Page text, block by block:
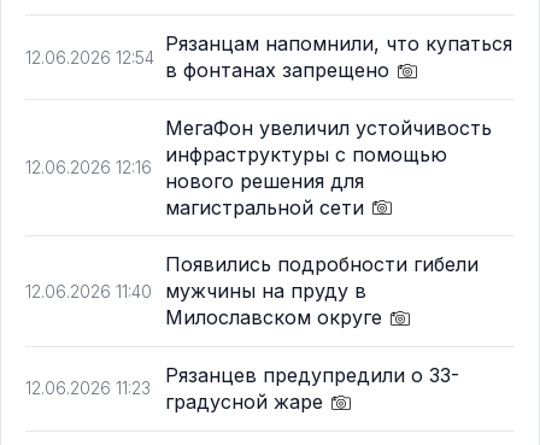
12.06.2026 12:54
Рязанцам напомнили, что купаться
в фонтанах запрещено
12.06.2026 12:16
МегаФон увеличил устойчивость
инфраструктуры с помощью
нового решения для
магистральной сети
12.06.2026 11:40
Появились подробности гибели
мужчины на пруду в
Милославском округе
12.06.2026 11:23
Рязанцев предупредили о 33-
градусной жаре